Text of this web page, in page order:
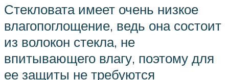
Стекловата имеет очень низкое
влагопоглощение, ведь она состоит
из волокон стекла, не
впитывающего влагу, поэтому для
ее защиты не требуются